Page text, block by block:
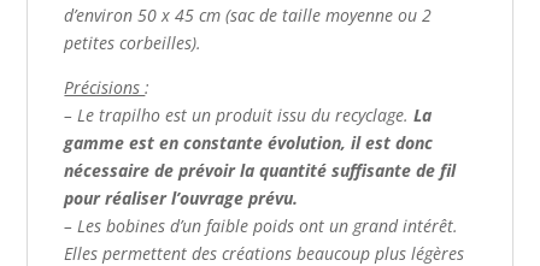
d’environ 50 x 45 cm (sac de taille moyenne ou 2
petites corbeilles).
Précisions:
– Le trapilho est un produit issu du recyclage.La
gamme est en constante évolution, il est donc
nécessaire de prévoir la quantité suffisante de fil
pour réaliser l’ouvrage prévu.
– Les bobines d’un faible poids ont un grand intérêt.
Elles permettent des créations beaucoup plus légères